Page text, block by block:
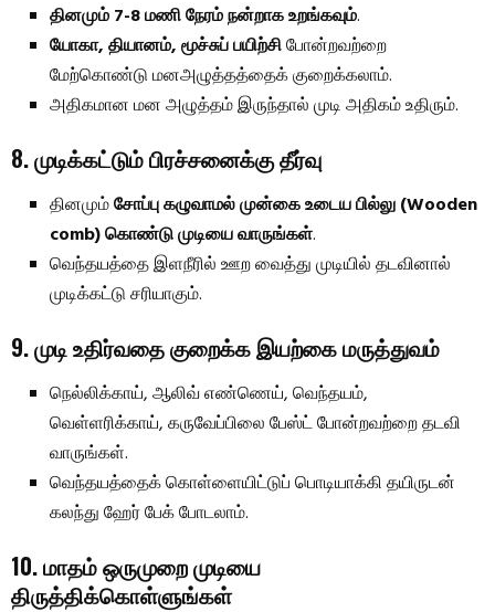
தினமும் 7-8 மணி நேரம் நன்றாக உறங்கவும்.
யோகா, தியானம், மூச்சுப் பயிற்சிபோன்றவற்றை
மேற்கொண்டு மனஅழுத்தத்தைக் குறைக்கலாம்.
அதிகமான மன அழுத்தம் இருந்தால் முடி அதிகம் உதிரும்.
8. முடிக்கட்டும் பிரச்சனைக்கு தீர்வு
தினமும்சோப்பு கழுவாமல் முன்கை உடைய பில்லு (Wooden
comb) கொண்டு முடியை வாருங்கள்.
வெந்தயத்தை இளநீரில் ஊற வைத்து முடியில் தடவினால்
முடிக்கட்டு சரியாகும்.
9. முடி உதிர்வதை குறைக்க இயற்கை மருத்துவம்
நெல்லிக்காய், ஆலிவ் எண்ணெய், வெந்தயம்,
வெள்ளரிக்காய், கருவேப்பிலை பேஸ்ட் போன்றவற்றை தடவி
வாருங்கள்.
வெந்தயத்தைக் கொள்ளையிட்டுப் பொடியாக்கி தயிருடன்
கலந்து ஹேர் பேக் போடலாம்.
10. மாதம் ஒருமுறை முடியை
திருத்திக்கொள்ளுங்கள்